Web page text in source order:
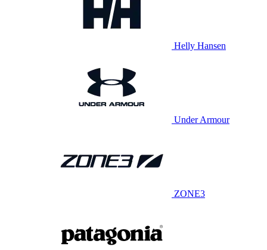
Helly Hansen
Under Armour
ZONE3